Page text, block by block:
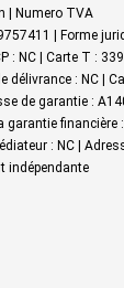
| Numero TVA
| Forme
: NC | Carte T :
délivrance : NC |
de garantie :
garantie financière
: NC |
indépendante